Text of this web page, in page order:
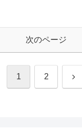
次のページ
1 2 次